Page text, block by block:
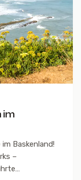
im
Baskenland!
–